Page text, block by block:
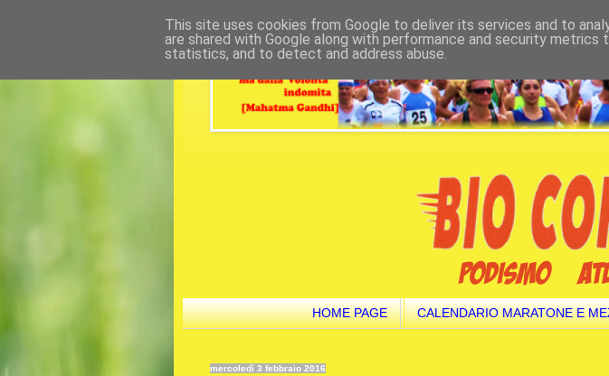
HOME PAGE CALENDARIO MARATONE E
mercoledì 3 febbraio 2016
This site uses cookies from Google to deliver its services and to
are shared with Google along with performance and security metrics
statistics, and to detect and address abuse.